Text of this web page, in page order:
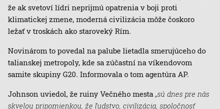
že ak svetoví lídri neprijmú opatrenia v boji proti
klimatickej zmene, moderná civilizácia môže čoskoro
ležať v troskách ako staroveký Rím.
Novinárom to povedal na palube lietadla smerujúceho do
talianskej metropoly, kde sa zúčastní na víkendovom
samite skupiny G20. Informovala o tom agentúra AP.
Johnson uviedol, že ruiny Večného mesta „sú dnes pre nás
skvelou pripomienkou, že ľudstvo, civilizácia, spoločnosť